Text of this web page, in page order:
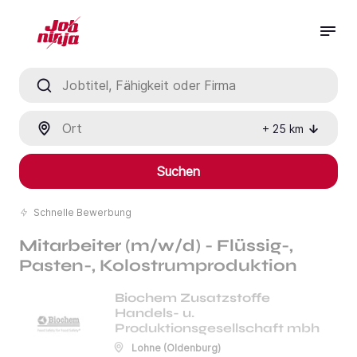
+ 25 km
Suchen
Schnelle Bewerbung
Mitarbeiter (m/w/d) - Flüssig-,
Pasten-, Kolostrumproduktion
Biochem Zusatzstoffe
Handels- u.
Produktionsgesellschaft mbh
Lohne (Oldenburg)